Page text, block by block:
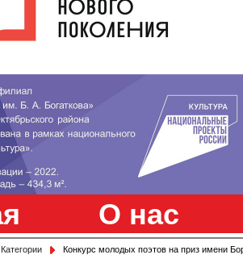
О нас
Категории Конкурс молодых поэтов на приз имени